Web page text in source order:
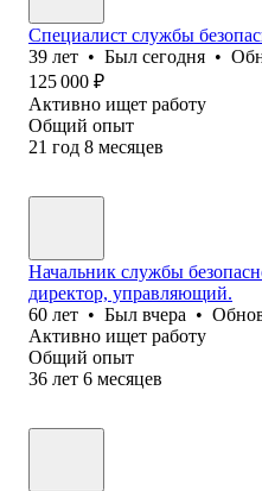
Специалист службы
39 лет • Был сегодня •
125 000 ₽
Активно ищет работу
Общий опыт
21 год 8 месяцев
Начальник службы
директор, управляющий.
60 лет • Был вчера •
Активно ищет работу
Общий опыт
36 лет 6 месяцев